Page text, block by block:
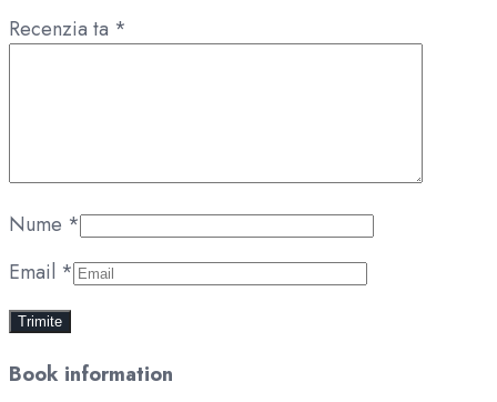
Recenzia ta *
Nume *
Email *
Book information